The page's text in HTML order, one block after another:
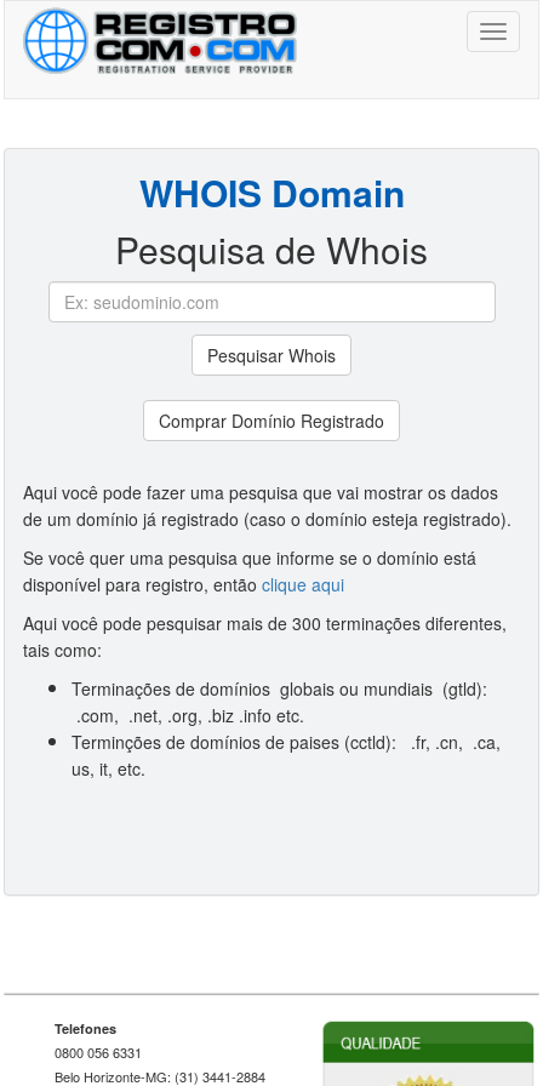
Toggle
WHOIS Domain
Pesquisa de Whois
Pesquisar Whois
Comprar Domínio Registrado
Aqui você pode fazer uma pesquisa que vai mostrar os dados
de um domínio já registrado (caso o domínio esteja registrado).
Se você quer uma pesquisa que informe se o domínio está
disponível para registro, então clique aqui
Aqui você pode pesquisar mais de 300 terminações diferentes,
tais como:
Terminações de domínios globais ou mundiais (gtld):
.com, .net, .org, .biz .info etc.
Terminções de domínios de paises (cctld): .fr, .cn, .ca,
us, it, etc.
Telefones
0800 056 6331
Belo Horizonte-MG: (31) 3441-2884